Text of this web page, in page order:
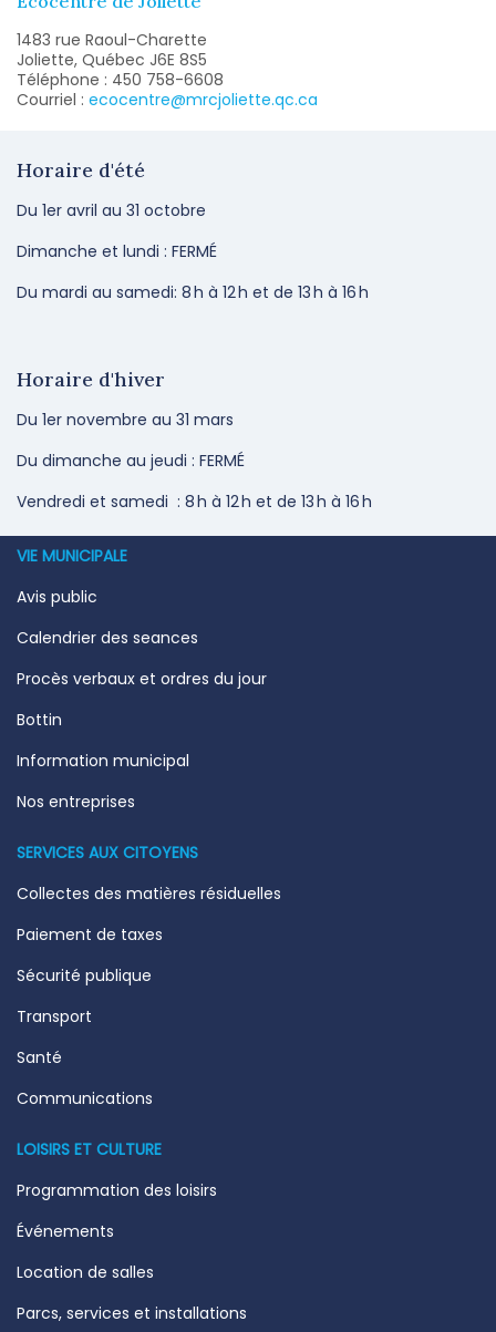
1483 rue Raoul-Charette
Joliette, Québec J6E 8S5
Téléphone : 450 758-6608
Courriel : ecocentre@mrcjoliette.qc.ca
Horaire d'été
Du 1er avril au 31 octobre
Dimanche et lundi : FERMÉ
Du mardi au samedi: 8h à 12h et de 13h à 16h
Horaire d'hiver
Du 1er novembre au 31 mars
Du dimanche au jeudi : FERMÉ
Vendredi et samedi : 8h à 12h et de 13h à 16h
VIE MUNICIPALE
Avis public
Calendrier des seances
Procès verbaux et ordres du jour
Bottin
Information municipal
Nos entreprises
SERVICES AUX CITOYENS
Collectes des matières résiduelles
Paiement de taxes
Sécurité publique
Transport
Santé
Communications
LOISIRS ET CULTURE
Programmation des loisirs
Événements
Location de salles
Parcs, services et installations